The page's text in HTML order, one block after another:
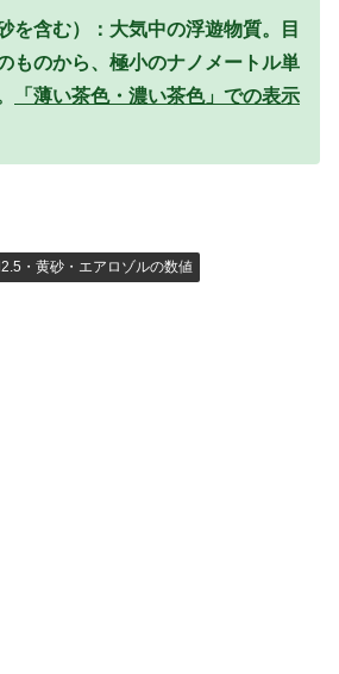
を含む）：大気中の浮遊物質。目
ものから、極小のナノメートル単
「薄い茶色・濃い茶色」での表示
・黄砂・エアロゾルの数値